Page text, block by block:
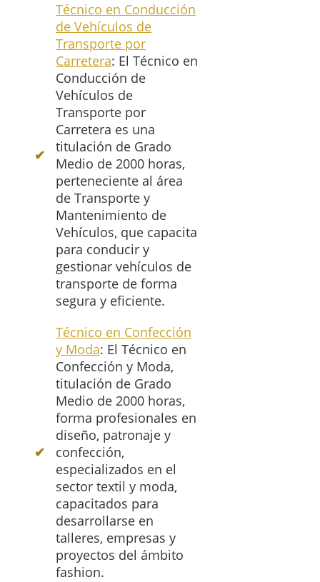
Técnico en Conducción
de Vehículos de
Transporte por
Carretera: El Técnico en
Conducción de
Vehículos de
Transporte por
Carretera es una
titulación de Grado
Medio de 2000 horas,
perteneciente al área
de Transporte y
Mantenimiento de
Vehículos, que capacita
para conducir y
gestionar vehículos de
transporte de forma
segura y eficiente.
Técnico en Confección
y Moda: El Técnico en
Confección y Moda,
titulación de Grado
Medio de 2000 horas,
forma profesionales en
diseño, patronaje y
confección,
especializados en el
sector textil y moda,
capacitados para
desarrollarse en
talleres, empresas y
proyectos del ámbito
fashion.